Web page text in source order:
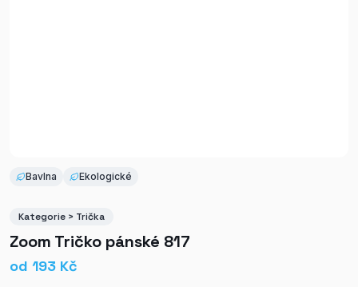
Bavlna Ekologické
Kategorie > Trička
Zoom Tričko pánské 817
od 193 Kč